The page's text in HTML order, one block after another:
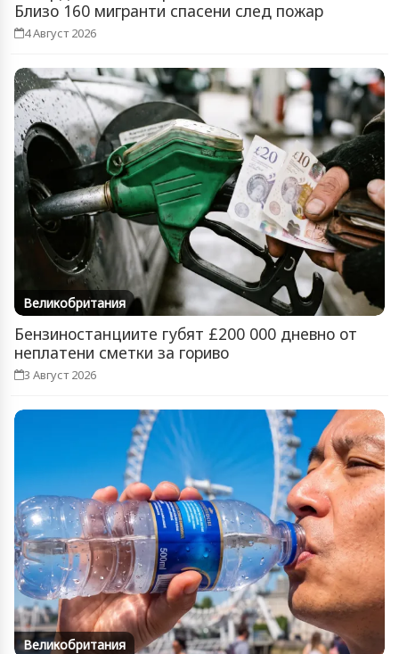
Близо 160 мигранти спасени след пожар
4 Август 2026
Великобритания
Бензиностанциите губят £200 000 дневно от
неплатени сметки за гориво
3 Август 2026
Великобритания